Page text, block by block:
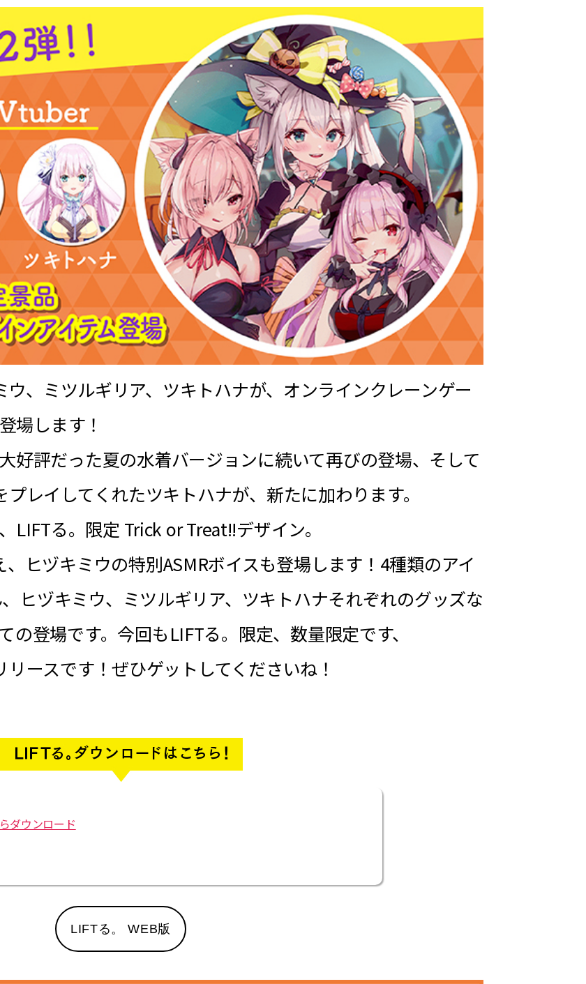
ウ、ミツルギリア、ツキトハナが、オンラインクレーンゲー
場します！
好評だった夏の水着バージョンに続いて再びの登場、そして
レイしてくれたツキトハナが、新たに加わります。
LIFTる。限定 Trick or Treat!!デザイン。
ヒヅキミウの特別ASMRボイスも登場します！4種類のアイ
ヒヅキミウ、ミツルギリア、ツキトハナそれぞれのグッズな
の登場です。今回もLIFTる。限定、数量限定です、
ースです！ぜひゲットしてくださいね！
LIFTる。 WEB版